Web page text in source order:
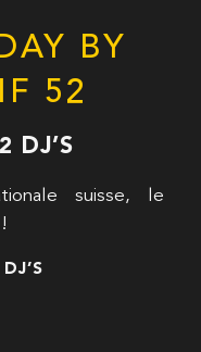
BY
52
DJ’S
suisse, le